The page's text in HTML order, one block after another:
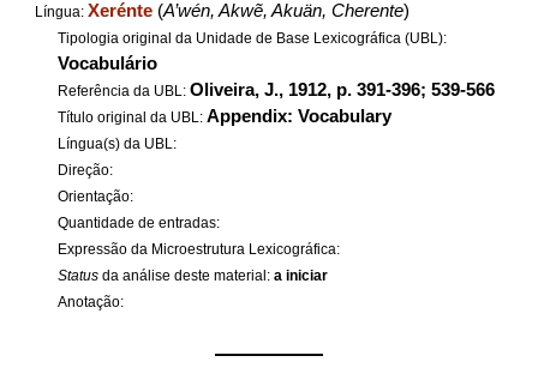
Língua:Xerénte (A’wén, Akwẽ, Akuän, Cherente)
Tipologia original da Unidade de Base Lexicográfica (UBL):
Vocabulário
Referência da UBL:Oliveira, J., 1912, p. 391-396; 539-566
Título original da UBL:Appendix: Vocabulary
Língua(s) da UBL:
Direção:
Orientação:
Quantidade de entradas:
Expressão da Microestrutura Lexicográfica:
Status da análise deste material:a iniciar
Anotação:
——————